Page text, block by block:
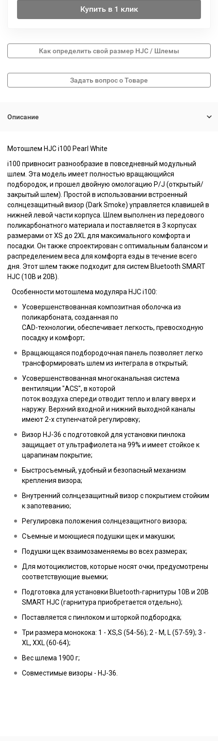
Купить в 1 клик
Как определить свой размер HJC / Шлемы
Описание
Мотошлем HJC i100 Pearl White
i100 привносит разнообразие в повседневный модульный
шлем. Эта модель имеет полностью вращающийся
подбородок, и прошел двойную омологацию P/J (открытый/
закрытый шлем). Простой в использовании встроенный
солнцезащитный визор (Dark Smoke) управляется клавишей в
нижней левой части корпуса. Шлем выполнен из передового
поликарбонатного материала и поставляется в 3 корпусах
размерами от XS до 2XL для максимального комфорта и
посадки. Он также спроектирован с оптимальным балансом и
распределением веса для комфорта езды в течение всего
дня. Этот шлем также подходит для систем Bluetooth SMART
HJC (10B и 20B).
Особенности мотошлема модуляра HJC i100:
Усовершенствованная композитная оболочка из
поликарбоната, созданная по
CAD-технологии, обеспечивает легкость, превосходную
посадку и комфорт;
Вращающаяся подбородочная панель позволяет легко
трансформировать шлем из интеграла в открытый;
Усовершенствованная многоканальная система
вентиляции "ACS", в которой
поток воздуха спереди отводит тепло и влагу вверх и
наружу. Верхний входной и нижний выходной каналы
имеют 2-х ступенчатой регулировку;
Визор HJ-36 с подготовкой для установки пинлока
защищает от ультрафиолета на 99% и имеет стойкое к
царапинам покрытие;
Быстросъемный, удобный и безопасный механизм
крепления визора;
Внутренний солнцезащитный визор с покрытием стойким
к запотеванию;
Регулировка положения солнцезащитного визора;
Съемные и моющиеся подушки щек и макушки;
Подушки щек взаимозаменяемы во всех размерах;
Для мотоциклистов, которые носят очки, предусмотрены
соответствующие выемки;
Подготовка для установки Bluetooth-гарнитуры 10В и 20В
SMART HJC (гарнитура приобретается отдельно);
Поставляется с пинлоком и шторкой подбородка;
Три размера монокока: 1 - XS,S (54-56); 2 - M, L (57-59); 3 -
XL, XXL (60-64);
Вес шлема 1900 г;
Совместимые визоры - HJ-36.